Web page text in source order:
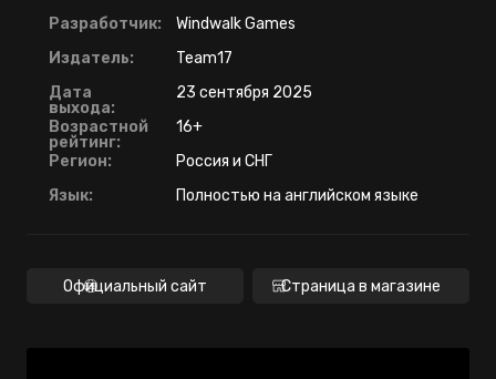
Разработчик:
Windwalk Games
Издатель:
Team17
Дата
выхода:
23 сентября 2025
Возрастной
рейтинг:
16+
Регион:
Россия и СНГ
Язык:
Полностью на английском языке
Официальный сайт Страница в магазине